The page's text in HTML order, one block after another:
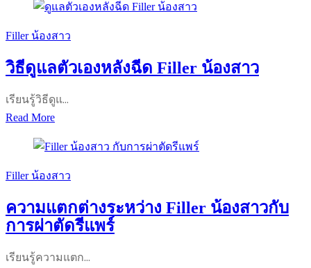
สาว
ช่วย
ปัญหา
คลอด
แห้ง
Filler น้องสาว
วิธีดูแลตัวเองหลังฉีด Filler น้องสาว
เรียนรู้วิธีดูแ…
Read Moreวิธี
ตัว
เอง
ฉีด
Filler
สาว
Filler น้องสาว
ความแตกต่างระหว่าง Filler น้องสาวกับ
การผ่าตัดรีแพร์
เรียนรู้ความแตก…